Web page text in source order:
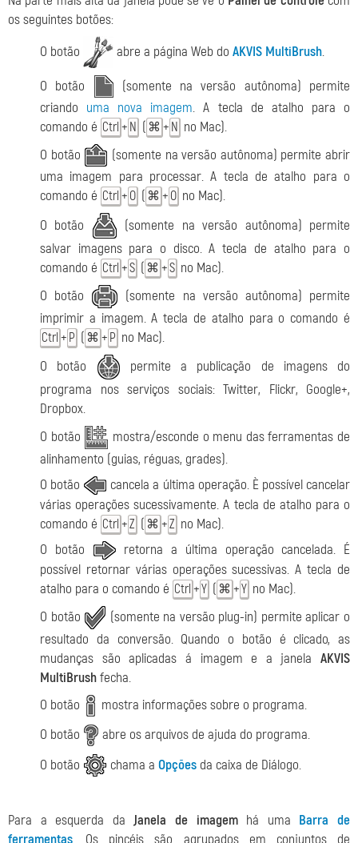
os seguintes botões:
O botão
abre a página Web do AKVIS MultiBrush.
O botão
(somente na versão autônoma) permite
criando uma nova imagem. A tecla de atalho para o
comando é Ctrl + N ( ⌘ + N no Mac).
O botão
(somente na versão autônoma) permite abrir
uma imagem para processar. A tecla de atalho para o
comando é Ctrl + O ( ⌘ + O no Mac).
O botão
(somente na versão autônoma) permite
salvar imagens para o disco. A tecla de atalho para o
comando é Ctrl +S ( ⌘ +S no Mac).
O botão
(somente na versão autônoma) permite
imprimir a imagem. A tecla de atalho para o comando é
Ctrl + P ( ⌘ + P no Mac).
O botão
permite a publicação de imagens do
programa nos serviços sociais: Twitter, Flickr, Google+,
Dropbox.
O botão
mostra/esconde o menu das ferramentas de
alinhamento (guias, réguas, grades).
O botão
cancela a última operação. È possível cancelar
várias operações sucessivamente. A tecla de atalho para o
comando é Ctrl +Z ( ⌘ +Z no Mac).
O botão
retorna a última operação cancelada. É
possível retornar várias operações sucessivas. A tecla de
atalho para o comando é Ctrl +Y ( ⌘ +Y no Mac).
O botão
(somente na versão plug-in) permite aplicar o
resultado da conversão. Quando o botão é clicado, as
mudanças são aplicadas á imagem e a janela AKVIS
MultiBrushfecha.
O botão
mostra informações sobre o programa.
O botão
abre os arquivos de ajuda do programa.
O botão
chama a Opções da caixa de Diálogo.
Para a esquerda da Janela de imagemhá uma Barra de
ferramentas . Os pincéis são agrupados em conjuntos de